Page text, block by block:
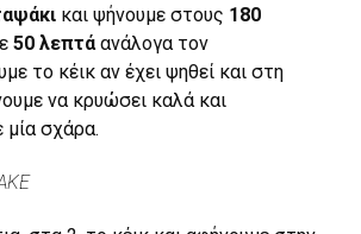
και ψήνουμε στους 180
50 λεπτάανάλογα τον
το κέικ αν έχει ψηθεί και στη
να κρυώσει καλά και
σχάρα.